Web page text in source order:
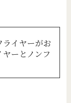
イヤーがお
ーとノンフ